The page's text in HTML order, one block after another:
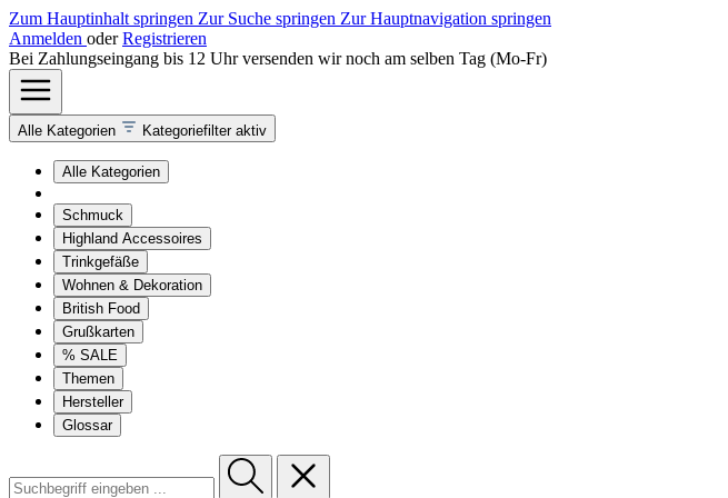
Zum Hauptinhalt springen Zur Suche springen Zur Hauptnavigation springen
Anmelden oder Registrieren
Bei Zahlungseingang bis 12 Uhr versenden wir noch am selben Tag (Mo-Fr)
Alle Kategorien Kategoriefilter aktiv
Alle Kategorien
Schmuck
Highland Accessoires
Trinkgefäße
Wohnen & Dekoration
British Food
Grußkarten
% SALE
Themen
Hersteller
Glossar